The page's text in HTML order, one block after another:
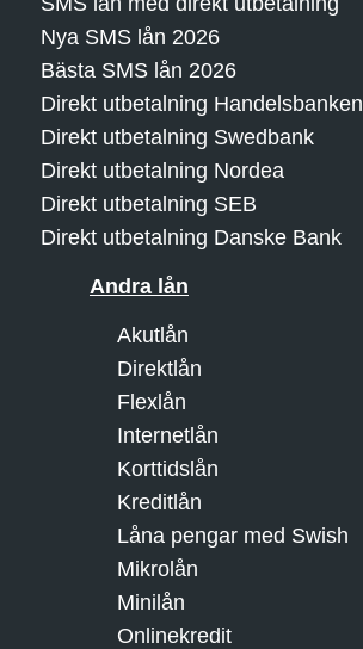
Nya SMS lån 2026
Bästa SMS lån 2026
Direkt utbetalning Handelsbanken
Direkt utbetalning Swedbank
Direkt utbetalning Nordea
Direkt utbetalning SEB
Direkt utbetalning Danske Bank
Andra lån
Akutlån
Direktlån
Flexlån
Internetlån
Korttidslån
Kreditlån
Låna pengar med Swish
Mikrolån
Minilån
Onlinekredit